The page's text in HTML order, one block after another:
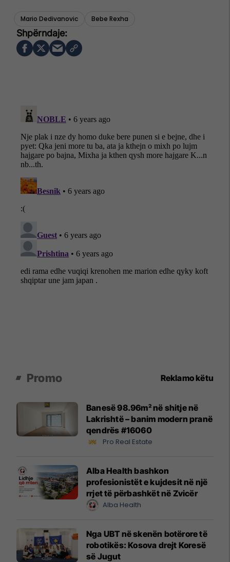
Mario Dedivanovic Bebe Rexha
Promo Reklamo këtu
Banesë 98.96m² në shitje në
Lakrishtë – banim modern pranë
qendrës #16060
Pro Real Estate
Alba Health bashkon
profesionistët e kujdesit në një
rrjet të përbashkët në Zvicër
Alba Health
Nga UBT në skenën botërore të
robotikës: Kosova drejt Koresë
së Jugut